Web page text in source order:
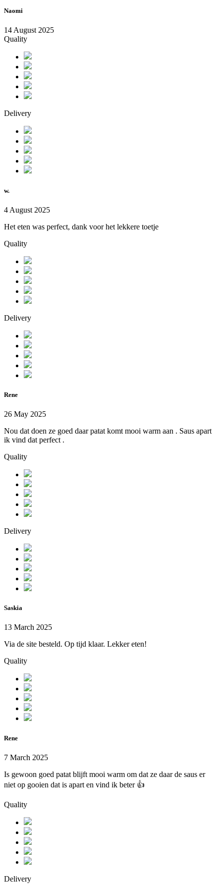
Naomi
14 August 2025
Quality
Delivery
w.
4 August 2025
Het eten was perfect, dank voor het lekkere toetje
Quality
Delivery
Rene
26 May 2025
Nou dat doen ze goed daar patat komt mooi warm aan . Saus apart
ik vind dat perfect .
Quality
Delivery
Saskia
13 March 2025
Via de site besteld. Op tijd klaar. Lekker eten!
Quality
Rene
7 March 2025
Is gewoon goed patat blijft mooi warm om dat ze daar de saus er
niet op gooien dat is apart en vind ik beter 👍
Quality
Delivery